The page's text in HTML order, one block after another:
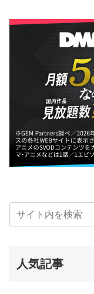
人気記事